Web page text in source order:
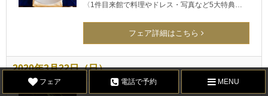
〈1件目来館で料理やドレス・写真など5大特典…
フェア詳細はこちら
2020年3月22日（日）
フェア 電話で予約 MENU